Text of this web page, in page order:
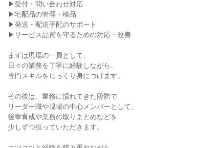
▶受付・問い合わせ対応
▶宅配品の管理・検品
▶発送・配送手配のサポート
▶サービス品質を守るための対応・改善
まずは現場の一員として、
日々の業務を丁寧に経験しながら、
専門スキルをじっくり身につけます。
その後は、業務に慣れてきた段階で
リーダー職や現場の中心メンバーとして、
後輩育成や業務の取りまとめなどを
少しずつ担っていただきます。